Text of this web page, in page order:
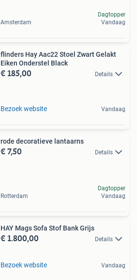
Amsterdam
Dagtopper
Vandaag
flinders Hay Aac22 Stoel Zwart Gelakt
Eiken Onderstel Black
€ 185,00 Details
Bezoek website Vandaag
rode decoratieve lantaarns
€ 7,50 Details
Rotterdam
Dagtopper
Vandaag
HAY Mags Sofa Stof Bank Grijs
€ 1.800,00 Details
Bezoek website Vandaag